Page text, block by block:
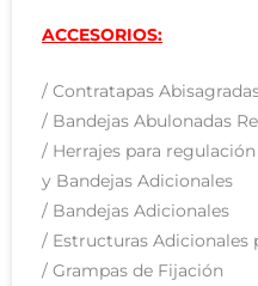
ACCESORIOS:
/ Contratapas
/ Bandejas Abulonadas
/ Herrajes para
y Bandejas Adicionales
/ Bandejas Adicionales
/ Estructuras Adicionales
/ Grampas de Fijación